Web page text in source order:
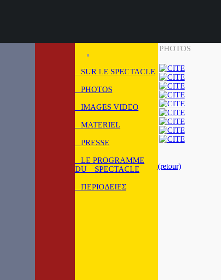
SUR LE SPECTACLE
PHOTOS
IMAGES VIDEO
MATERIEL
PRESSE
LE PROGRAMME
DU SPECTACLE
ΠΕΡΙΟΔΕΙΕΣ
PHOTOS
(retour)